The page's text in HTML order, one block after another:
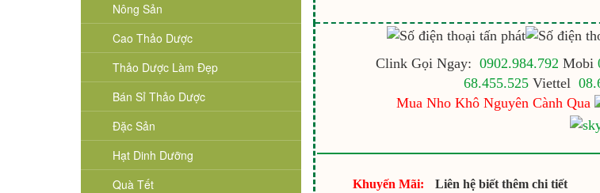
Nông Sản
Cao Thảo Dược
Thảo Dược Làm Đẹp
Bán Sỉ Thảo Dược
Đặc Sản
Hạt Dinh Dưỡng
Quà Tết
Clink Gọi Ngay: 0902.984.792 Mobi
68.455.525Viettel
Mua Nho Khô Nguyên Cành Qua
Khuyến Mãi:
Liên hệ biết thêm chi tiết